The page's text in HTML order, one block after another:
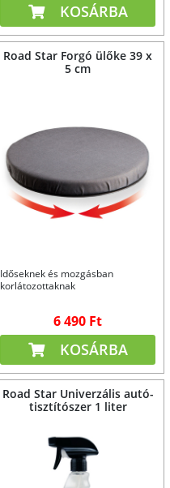
KOSÁRBA
Road Star Forgó ülőke 39 x
5 cm
Időseknek és mozgásban
korlátozottaknak
6 490 Ft
KOSÁRBA
Road Star Univerzális autó-
tisztítószer 1 liter